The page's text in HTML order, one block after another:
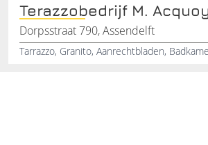
Terazzobedrijf M.
Dorpsstraat 790, Assendelft